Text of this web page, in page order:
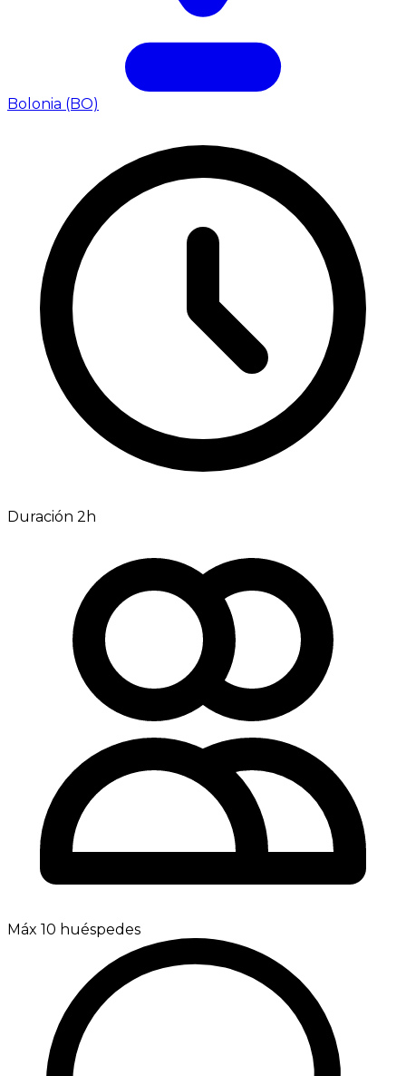
Bolonia (BO)
Duración 2h
Máx 10 huéspedes